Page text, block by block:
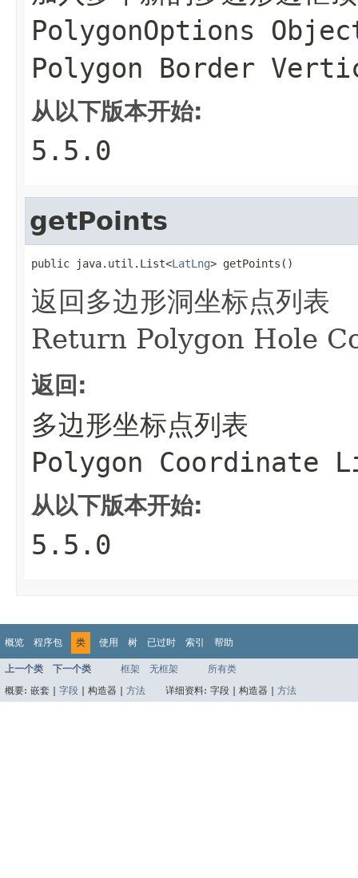
PolygonOptions
Polygon Border
从以下版本开始:
5.5.0
getPoints
public java.util.List<LatLng> getPoints()
返回多边形洞坐标点列表
Return Polygon Hole
返回:
多边形坐标点列表
Polygon Coordinate
从以下版本开始:
5.5.0
概览 程序包 类 使用 树 已过时 索引 帮助
上一个类 下一个类 框架 无框架
所有类
概要: 嵌套 | 字段 构造器 | 方法 详细资料: 字段 | 构造器 | 方法